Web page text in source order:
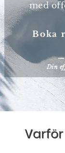
med
Boka
—
Din
Varför